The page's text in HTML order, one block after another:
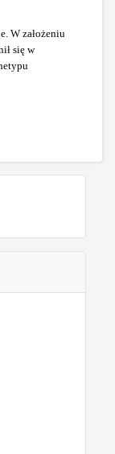
W założeniu
się w